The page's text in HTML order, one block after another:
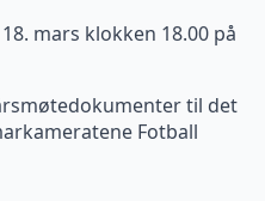
mars klokken 18.00 på
til det
Fotball